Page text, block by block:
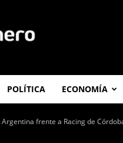
POLÍTICA ECONOMÍA
frente a Racing de